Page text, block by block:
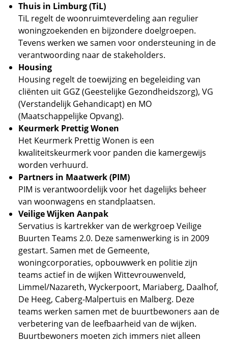
Thuis in Limburg (TiL)
TiL regelt de woonruimteverdeling aan regulier
woningzoekenden en bijzondere doelgroepen.
Tevens werken we samen voor ondersteuning in de
verantwoording naar de stakeholders.
Housing
Housing regelt de toewijzing en begeleiding van
cliënten uit GGZ (Geestelijke Gezondheidszorg), VG
(Verstandelijk Gehandicapt) en MO
(Maatschappelijke Opvang).
Keurmerk Prettig Wonen
Het Keurmerk Prettig Wonen is een
kwaliteitskeurmerk voor panden die kamergewijs
worden verhuurd.
Partners in Maatwerk (PIM)
PIM is verantwoordelijk voor het dagelijks beheer
van woonwagens en standplaatsen.
Veilige Wijken Aanpak
Servatius is kartrekker van de werkgroep Veilige
Buurten Teams 2.0. Deze samenwerking is in 2009
gestart. Samen met de Gemeente,
woningcorporaties, opbouwwerk en politie zijn
teams actief in de wijken Wittevrouwenveld,
Limmel/Nazareth, Wyckerpoort, Mariaberg, Daalhof,
De Heeg, Caberg-Malpertuis en Malberg. Deze
teams werken samen met de buurtbewoners aan de
verbetering van de leefbaarheid van de wijken.
Buurtbewoners moeten zich immers niet alleen